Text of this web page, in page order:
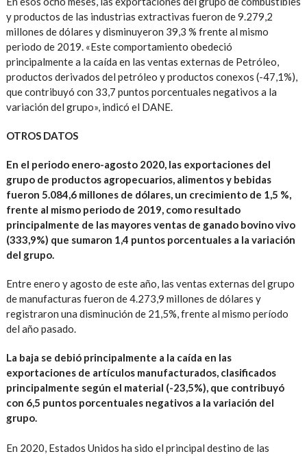
y productos de las industrias extractivas fueron de 9.279,2
millones de dólares y disminuyeron 39,3 % frente al mismo
periodo de 2019. «Este comportamiento obedeció
principalmente a la caída en las ventas externas de Petróleo,
productos derivados del petróleo y productos conexos (-47,1%),
que contribuyó con 33,7 puntos porcentuales negativos a la
variación del grupo», indicó el DANE.
OTROS DATOS
En el periodo enero-agosto 2020, las exportaciones del
grupo de productos agropecuarios, alimentos y bebidas
fueron 5.084,6 millones de dólares, un crecimiento de 1,5 %,
frente al mismo periodo de 2019, como resultado
principalmente de las mayores ventas de ganado bovino vivo
(333,9%) que sumaron 1,4 puntos porcentuales a la variación
del grupo.
Entre enero y agosto de este año, las ventas externas del grupo
de manufacturas fueron de 4.273,9 millones de dólares y
registraron una disminución de 21,5%, frente al mismo período
del año pasado.
La baja se debió principalmente a la caída en las
exportaciones de artículos manufacturados, clasificados
principalmente según el material (-23,5%), que contribuyó
con 6,5 puntos porcentuales negativos a la variación del
grupo.
En 2020, Estados Unidos ha sido el principal destino de las